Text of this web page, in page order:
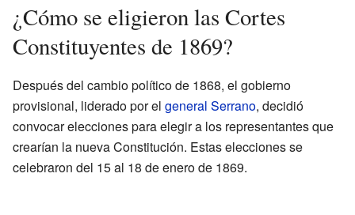
¿Cómo se eligieron las Cortes
Constituyentes de 1869?
Después del cambio político de 1868, el gobierno
provisional, liderado por el general Serrano, decidió
convocar elecciones para elegir a los representantes que
crearían la nueva Constitución. Estas elecciones se
celebraron del 15 al 18 de enero de 1869.